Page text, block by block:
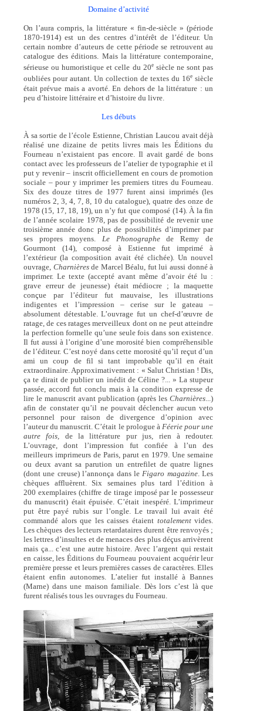
Domaine d’activité
On l’aura compris, la littérature « fin-de-siècle » (période
1870-1914) est un des centres d’intérêt de l’éditeur. Un
certain nombre d’auteurs de cette période se retrouvent au
catalogue des éditions. Mais la littérature contemporaine,
sérieuse ou humoristique et celle du 20esiècle ne sont pas
oubliées pour autant. Un collection de textes du 16e siècle
était prévue mais a avorté. En dehors de la littérature : un
peu d’histoire littéraire et d’histoire du livre.
Les débuts
À sa sortie de l’école Estienne, Christian Laucou avait déjà
réalisé une dizaine de petits livres mais les Éditions du
Fourneau n’existaient pas encore. Il avait gardé de bons
contact avec les professeurs de l’atelier de typographie et il
put y revenir – inscrit officiellement en cours de promotion
sociale – pour y imprimer les premiers titres du Fourneau.
Six des douze titres de 1977 furent ainsi imprimés (les
numéros 2, 3, 4, 7, 8, 10 du catalogue), quatre des onze de
1978 (15, 17, 18, 19), un n’y fut que composé (14). À la fin
de l’année scolaire 1978, pas de possibilité de revenir une
troisième année donc plus de possibilités d’imprimer par
ses propres moyens. Le Phonographede Remy de
Gourmont (14), composé à Estienne fut imprimé à
l’extérieur (la composition avait été clichée). Un nouvel
ouvrage, Charnièresde Marcel Béalu, fut lui aussi donné à
imprimer. Le texte (accepté avant même d’avoir été lu :
grave erreur de jeunesse) était médiocre ; la maquette
conçue par l’éditeur fut mauvaise, les illustrations
indigentes et l’impression – cerise sur le gateau –
absolument détestable. L’ouvrage fut un chef-d’œuvre de
ratage, de ces ratages merveilleux dont on ne peut atteindre
la perfection formelle qu’une seule fois dans son existence.
Il fut aussi à l’origine d’une morosité bien compréhensible
de l’éditeur. C’est noyé dans cette morosité qu’il reçut d’un
ami un coup de fil si tant improbable qu’il en était
extraordinaire. Approximativement : « Salut Christian ! Dis,
ça te dirait de publier un inédit de Céline ?... » La stupeur
passée, accord fut conclu mais à la condition expresse de
lire le manuscrit avant publication (après lesCharnières ...)
afin de constater qu’il ne pouvait déclencher aucun veto
personnel pour raison de divergence d’opinion avec
l’auteur du manuscrit. C’était le prologue à Féerie pour une
autre fois,
de la littérature pur jus, rien à redouter.
L’ouvrage, dont l’impression fut confiée à l’un des
meilleurs imprimeurs de Paris, parut en 1979. Une semaine
ou deux avant sa parution un entrefilet de quatre lignes
(dont une creuse) l’annonça dans le Figaro magazine. Les
chèques affluèrent. Six semaines plus tard l’édition à
200 exemplaires (chiffre de tirage imposé par le possesseur
du manuscrit) était épuisée. C’était inespéré. L’imprimeur
put être payé rubis sur l’ongle. Le travail lui avait été
commandé alors que les caisses étaient totalementvides.
Les chèques des lecteurs retardataires durent être renvoyés ;
les lettres d’insultes et de menaces des plus déçus arrivèrent
mais ça... c’est une autre histoire. Avec l’argent qui restait
en caisse, les Éditions du Fourneau pouvaient acquérir leur
première presse et leurs premières casses de caractères. Elles
étaient enfin autonomes. L’atelier fut installé à Bannes
(Marne) dans une maison familiale. Dès lors c’est là que
furent réalisés tous les ouvrages du Fourneau.